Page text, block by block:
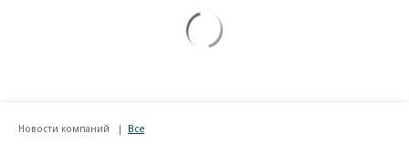
Новости компаний Все